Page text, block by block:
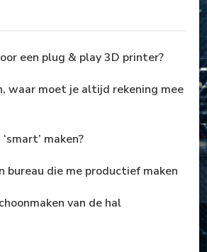
een plug & play 3D printer?
waar moet je altijd rekening mee
maken?
bureau die me productief maken
van de hal